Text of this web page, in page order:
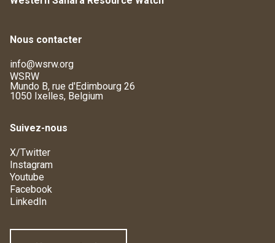
Nous contacter
info@wsrw.org
WSRW
Mundo B, rue d'Edimbourg 26
1050 Ixelles, Belgium
Suivez-nous
X/Twitter
Instagram
Youtube
Facebook
LinkedIn